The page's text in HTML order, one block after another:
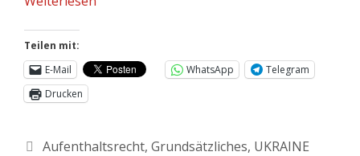
Teilen mit:
E-Mail
WhatsApp
Telegram
Drucken
Aufenthaltsrecht, Grundsätzliches, UKRAINE